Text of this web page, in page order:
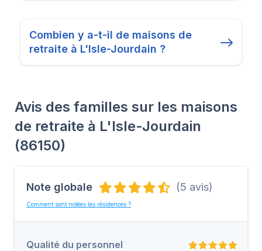
Combien y a-t-il de maisons de
retraite à L'Isle-Jourdain ?
Avis des familles sur les maisons
de retraite à L'Isle-Jourdain
(86150)
Note globale (5 avis)
Comment sont notées les résidences ?
Qualité du personnel